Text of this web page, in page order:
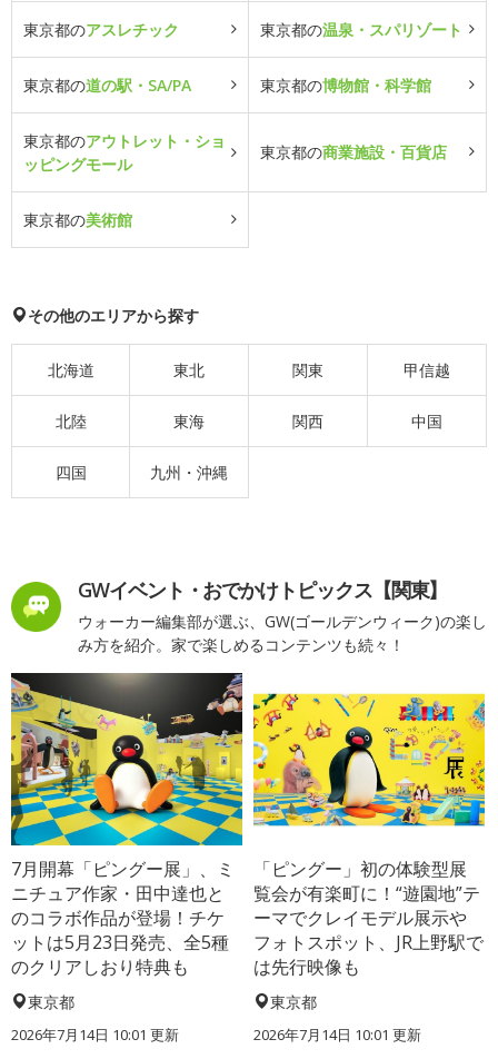
東京都のアスレチック 東京都の温泉・スパリゾート
東京都の道の駅・SA/PA 東京都の博物館・科学館
東京都のアウトレット・ショ
ッピングモール
東京都の商業施設・百貨店
東京都の美術館
その他のエリアから探す
北海道 東北 関東 甲信越
北陸 東海 関西 中国
四国 九州・沖縄
GWイベント・おでかけトピックス【関東】
ウォーカー編集部が選ぶ、GW(ゴールデンウィーク)の楽し
み方を紹介。家で楽しめるコンテンツも続々！
7月開幕「ピングー展」、ミ
ニチュア作家・田中達也と
のコラボ作品が登場！チケ
ットは5月23日発売、全5種
のクリアしおり特典も
東京都
2026年7月14日 10:01 更新
「ピングー」初の体験型展
覧会が有楽町に！“遊園地”テ
ーマでクレイモデル展示や
フォトスポット、JR上野駅で
は先行映像も
東京都
2026年7月14日 10:01 更新